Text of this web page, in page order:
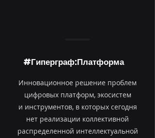
#Гиперграф:Платформа
Инновационное решение проблем
цифровых платформ, экосистем
и инструментов, в которых сегодня
нет реализации коллективной
распределенной интеллектуальной